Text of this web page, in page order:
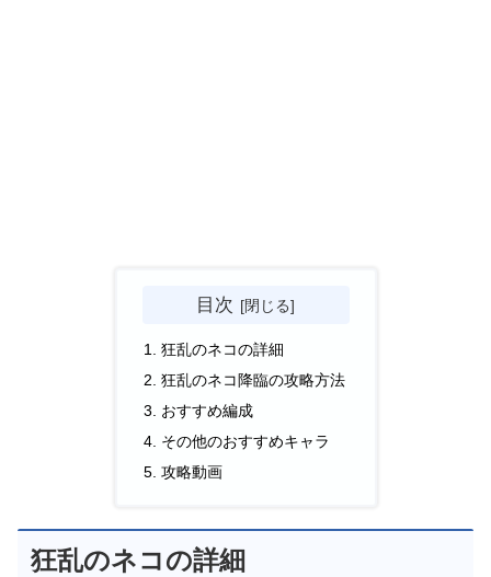
目次
狂乱のネコの詳細
狂乱のネコ降臨の攻略方法
おすすめ編成
その他のおすすめキャラ
攻略動画
狂乱のネコの詳細